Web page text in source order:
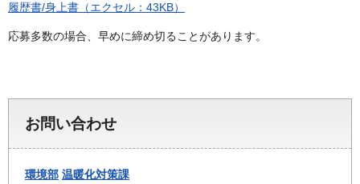
履歴書/身上書（エクセル：43KB）
応募多数の場合、早めに締め切ることがあります。
お問い合わせ
環境部 温暖化対策課